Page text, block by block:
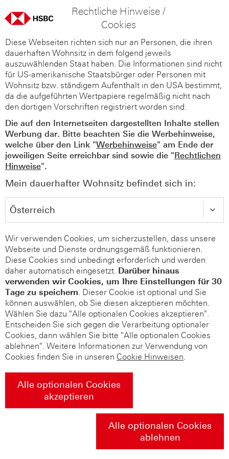
Rechtliche Hinweise /
Cookies
Diese Webseiten richten sich nur an Personen, die ihren
dauerhaften Wohnsitz in dem folgend jeweils
auszuwählenden Staat haben. Die Informationen sind nicht
für US-amerikanische Staatsbürger oder Personen mit
Wohnsitz bzw. ständigem Aufenthalt in den USA bestimmt,
da die aufgeführten Wertpapiere regelmäßig nicht nach
den dortigen Vorschriften registriert worden sind.
Die auf den Internetseiten dargestellten Inhalte stellen
Werbung dar. Bitte beachten Sie die Werbehinweise,
welche über den Link "Werbehinweise" am Ende der
jeweiligen Seite erreichbar sind sowie die "Rechtlichen
Hinweise".
Mein dauerhafter Wohnsitz befindet sich in:
Wir verwenden Cookies, um sicherzustellen, dass unsere
Webseite und Dienste ordnungsgemäß funktionieren.
Diese Cookies sind unbedingt erforderlich und werden
daher automatisch eingesetzt. Darüber hinaus
verwenden wir Cookies, um Ihre Einstellungen für 30
Tage zu speichern. Dieser Cookie ist optional und Sie
können auswählen, ob Sie diesen akzeptieren möchten.
Wählen Sie dazu "Alle optionalen Cookies akzeptieren".
Entscheiden Sie sich gegen die Verarbeitung optionaler
Cookies, dann wählen Sie bitte "Alle optionalen Cookies
ablehnen". Weitere Informationen zur Verwendung von
Cookies finden Sie in unseren Cookie Hinweisen.
Alle optionalen Cookies
akzeptieren
Alle optionalen Cookies
ablehnen